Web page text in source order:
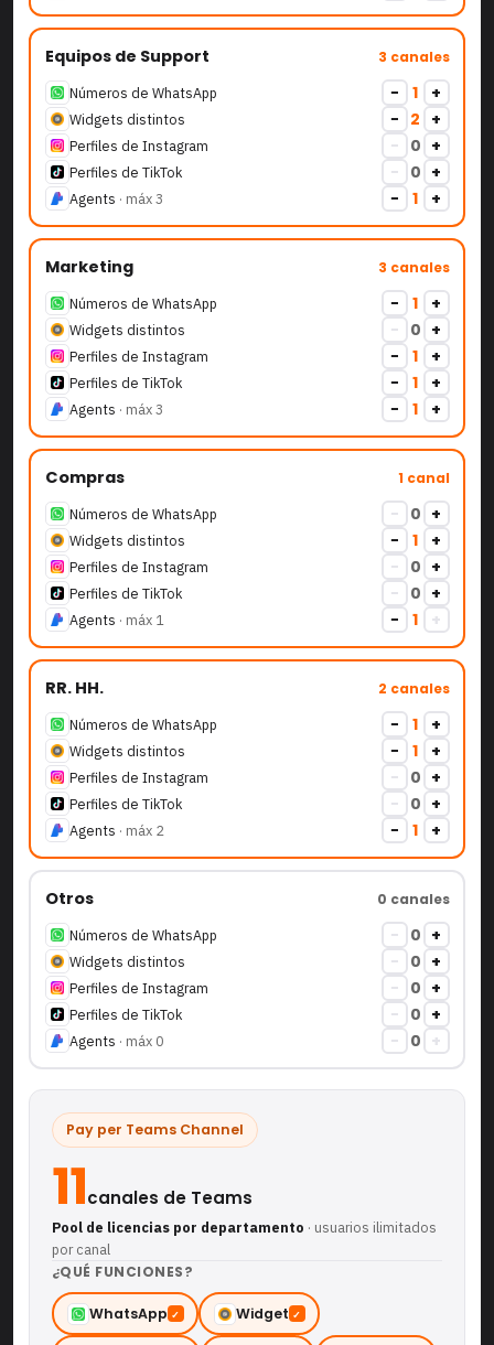
Pay per Teams Channel
11canales de Teams
Pool de licencias por departamento · usuarios ilimitados
por canal
¿QUÉ FUNCIONES?
WhatsApp ✓ Widget ✓
Equipos de Support 3 canales
Números de WhatsApp − 1 +
Widgets distintos − 2 +
Perfiles de Instagram − 0 +
Perfiles de TikTok − 0 +
Agents · máx3 − 1 +
Marketing 3 canales
Números de WhatsApp − 1 +
Widgets distintos − 0 +
Perfiles de Instagram − 1 +
Perfiles de TikTok − 1 +
Agents · máx3 − 1 +
Compras 1 canal
Números de WhatsApp − 0 +
Widgets distintos − 1 +
Perfiles de Instagram − 0 +
Perfiles de TikTok − 0 +
Agents · máx 1 − 1 +
RR. HH. 2 canales
Números de WhatsApp − 1 +
Widgets distintos − 1 +
Perfiles de Instagram − 0 +
Perfiles de TikTok − 0 +
Agents · máx 2 − 1 +
Otros 0 canales
Números de WhatsApp − 0 +
Widgets distintos − 0 +
Perfiles de Instagram − 0 +
Perfiles de TikTok − 0 +
Agents · máx 0 − 0 +